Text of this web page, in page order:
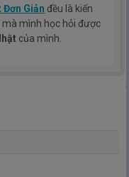
Đơn Giản đều là kiến
mình học hỏi được
của mình.
được sẽ giúp các bạn